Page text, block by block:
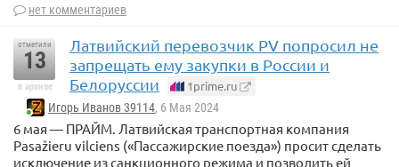
нет комментариев
отметили
13
в архиве
Латвийский перевозчик PV попросил не
запрещать ему закупки в России и
Белоруссии
1prime.ru
Игорь Иванов 39114, 6 Мая 2024
6 мая — ПРАЙМ. Латвийская транспортная компания
Pasažieru vilciens («Пассажирские поезда») просит сделать
исключение из санкционного режима и позволить ей